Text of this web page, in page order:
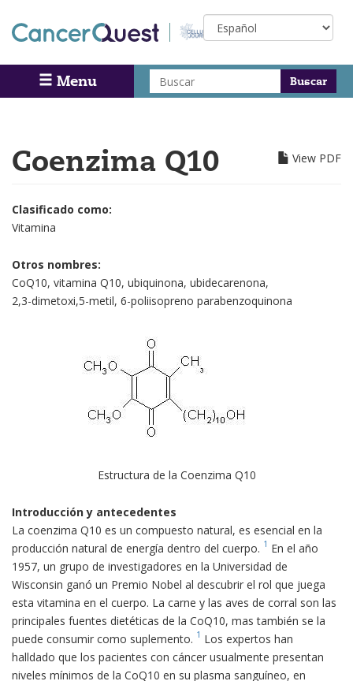
main
content
Select
your
Menu
Search
Buscar
View PDF
Coenzima Q10
Clasificado como:
Vitamina
Otros nombres:
CoQ10, vitamina Q10, ubiquinona, ubidecarenona,
2,3-dimetoxi,5-metil, 6-poliisopreno parabenzoquinona
Estructura de la Coenzima Q10
Introducción y antecedentes
La coenzima Q10 es un compuesto natural, es esencial en la
producción natural de energía dentro del cuerpo. 1 En el año
1957, un grupo de investigadores en la Universidad de
Wisconsin ganó un Premio Nobel al descubrir el rol que juega
esta vitamina en el cuerpo. La carne y las aves de corral son las
principales fuentes dietéticas de la CoQ10, mas también se la
puede consumir como suplemento. 1 Los expertos han
halldado que los pacientes con cáncer usualmente presentan
niveles mínimos de la CoQ10 en su plasma sanguíneo, en